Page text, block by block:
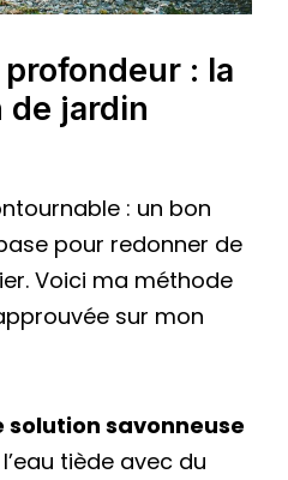
: la
de jardin
: un bon
pour redonner de
Voici ma méthode
sur mon
solution savonneuse
tiède avec du